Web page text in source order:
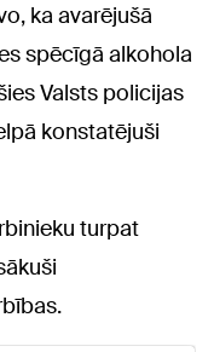
ka avarējušā
spēcīgā alkohola
Valsts policijas
konstatējuši
turpat